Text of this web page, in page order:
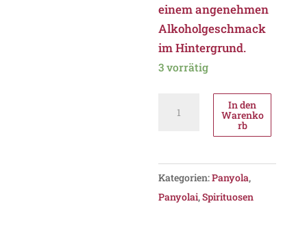
einem angenehmen
Alkoholgeschmack
im Hintergrund.
3 vorrätig
Rubinmeggy
In den
Warenko
rb
Kategorien:Panyola,
Panyolai,Spirituosen